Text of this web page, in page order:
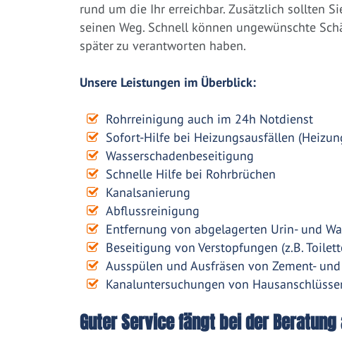
rund um die Ihr erreichbar. Zusätzlich sollten
seinen Weg. Schnell können ungewünschte
später zu verantworten haben.
Unsere Leistungen im Überblick:
Rohrreinigung auch im 24h Notdienst
Sofort-Hilfe bei Heizungsausfällen
Wasserschadenbeseitigung
Schnelle Hilfe bei Rohrbrüchen
Kanalsanierung
Abflussreinigung
Entfernung von abgelagerten Urin- und
Beseitigung von Verstopfungen (z.B.
Ausspülen und Ausfräsen von Zement-
Kanaluntersuchungen von
Guter Service fängt bei der Beratung